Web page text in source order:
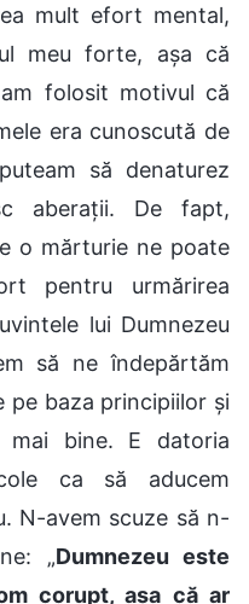
mult efort mental,
meu forte, așa că
folosit motivul că
era cunoscută de
să denaturez
aberații. De fapt,
o mărturie ne poate
pentru urmărirea
lui Dumnezeu
să ne îndepărtăm
pe baza principiilor și
mai bine. E datoria
ca să aducem
N-avem scuze să n-
„Dumnezeu este
corupt, așa că ar